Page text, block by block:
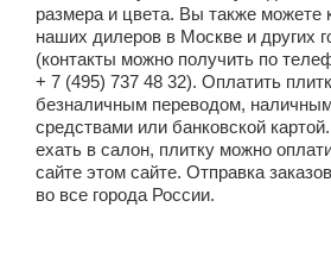
размера и цвета. Вы также можете
наших дилеров в Москве и других
(контакты можно получить по
+ 7 (495) 737 48 32). Оплатить
безналичным переводом,
средствами или банковской
ехать в салон, плитку можно
сайте этом сайте. Отправка
во все города России.